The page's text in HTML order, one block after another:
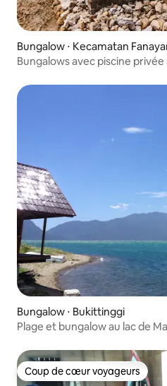
Bungalow ⋅ Kecamatan
Bungalows avec piscine privée
Bungalow ⋅ Bukittinggi
Plage et bungalow au lac de
Coup de cœur voyageurs
Coup de cœur voyageurs